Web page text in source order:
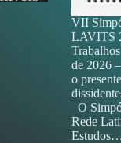
VII
LAVITS
de 2026
o
O
Rede